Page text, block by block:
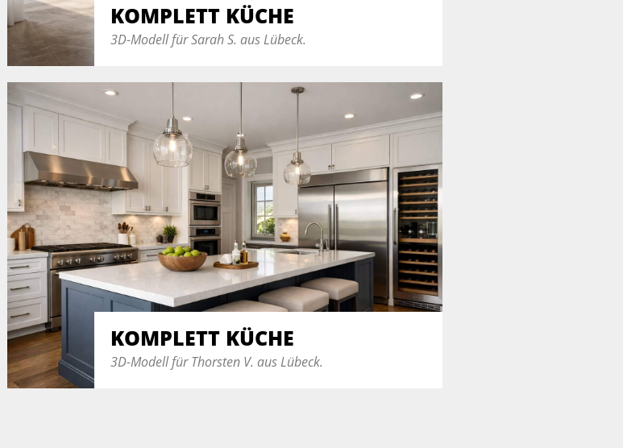
KOMPLETT KÜCHE
3D-Modell für Sarah S. aus Lübeck.
KOMPLETT KÜCHE
3D-Modell für Thorsten V. aus Lübeck.